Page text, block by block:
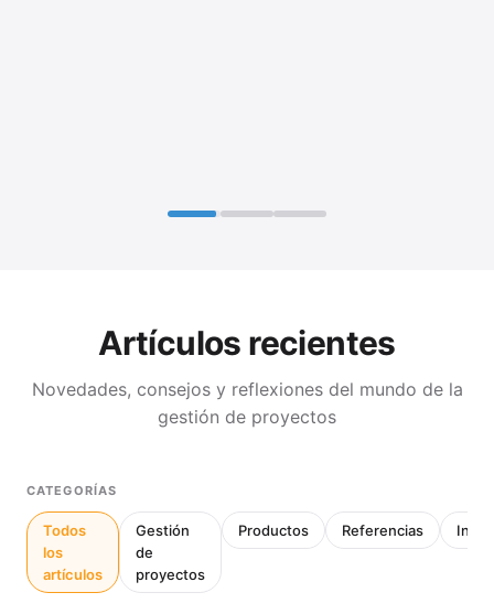
Artículos recientes
Novedades, consejos y reflexiones del mundo de la
gestión de proyectos
CATEGORÍAS
Todos
los
artículos
Gestión
de
proyectos
Productos Referencias